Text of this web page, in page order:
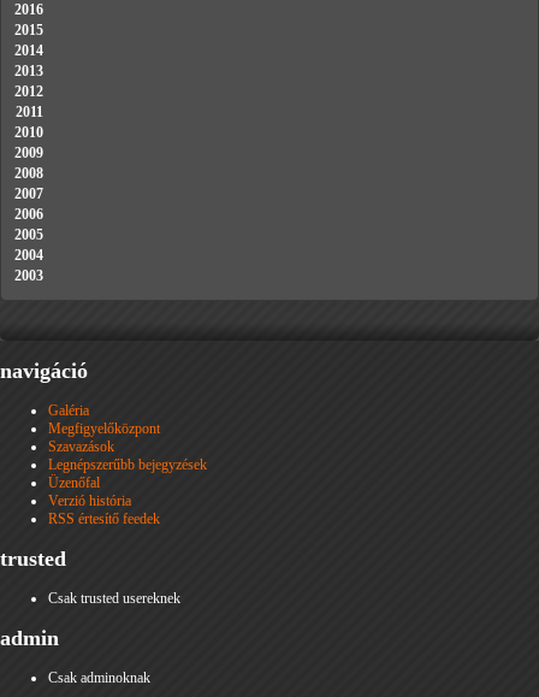
2016
2015
2014
2013
2012
2011
2010
2009
2008
2007
2006
2005
2004
2003
navigáció
Galéria
Megfigyelőközpont
Szavazások
Legnépszerűbb bejegyzések
Üzenőfal
Verzió história
RSS értesítő feedek
trusted
Csak trusted usereknek
admin
Csak adminoknak